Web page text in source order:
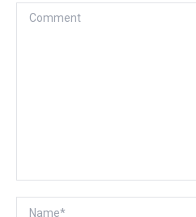
Comment
Name *